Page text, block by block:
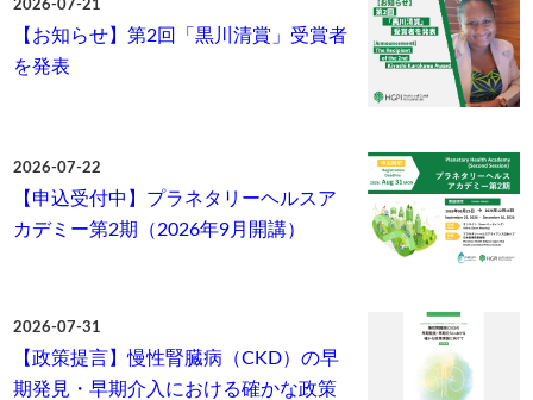
2026-07-21
【お知らせ】第2回「黒川清賞」受賞者
を発表
2026-07-22
【申込受付中】プラネタリーヘルスア
カデミー第2期（2026年9月開講）
2026-07-31
【政策提言】慢性腎臓病（CKD）の早
期発見・早期介入における確かな政策